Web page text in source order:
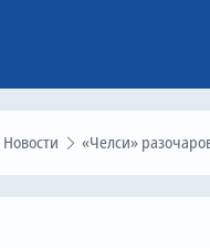
Новости «Челси» разочаровал